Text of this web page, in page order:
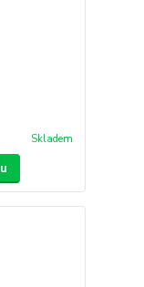
Skladem